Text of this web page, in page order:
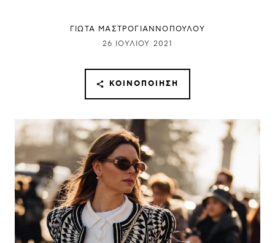
ΓΙΩΤΑ ΜΑΣΤΡΟΓΙΑΝΝΟΠΟΥΛΟΥ
26 ΙΟΥΛΊΟΥ 2021
ΚΟΙΝΟΠΟΊΗΣΗ